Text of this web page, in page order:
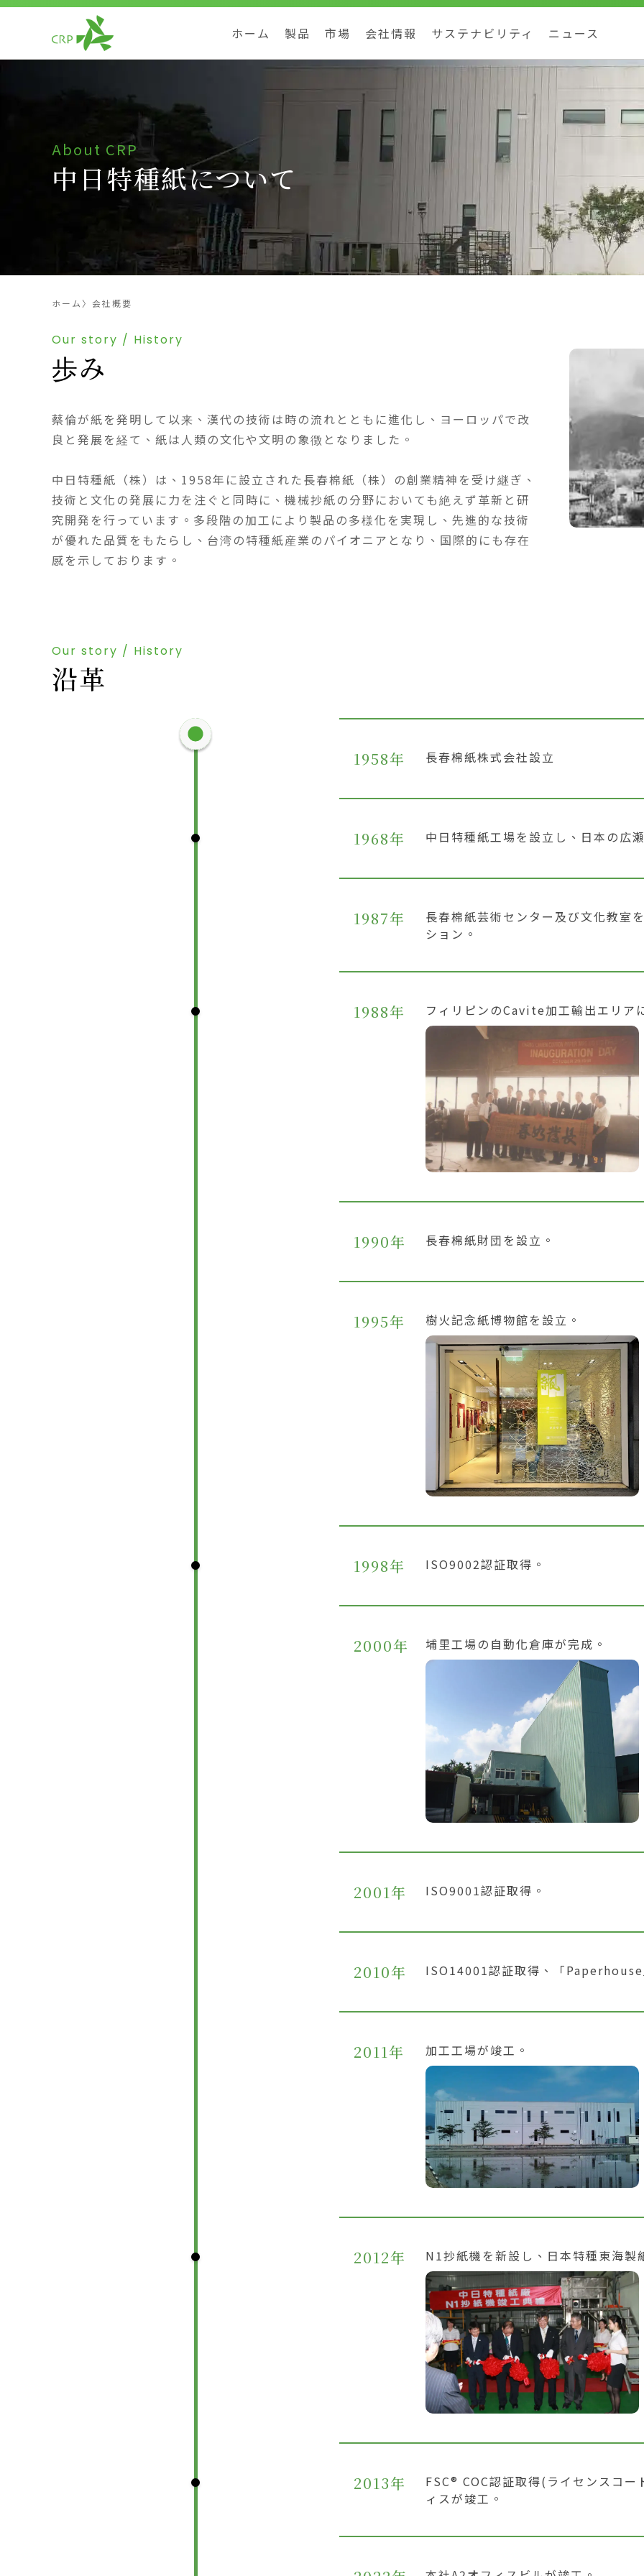
ホーム 製品 市場 会社情報 サステナビリティ ニュース
About CRP
中日特種紙について
ホーム 〉 会社概要
Our story / History
歩み
蔡倫が紙を発明して以来、漢代の技術は時の流れとともに進化し、ヨーロッパで改
良と発展を経て、紙は人類の文化や文明の象徴となりました。
中日特種紙（株）は、1958年に設立された長春棉紙（株）の創業精神を受け継ぎ、
技術と文化の発展に力を注ぐと同時に、機械抄紙の分野においても絶えず革新と研
究開発を行っています。多段階の加工により製品の多様化を実現し、先進的な技術
が優れた品質をもたらし、台湾の特種紙産業のパイオニアとなり、国際的にも存在
感を示しております。
Our story / History
沿革
1958年 長春棉紙株式会社設立
1968年 中日特種紙工場を設立し、日本の広
1987年
長春棉紙芸術センター及び文化教室
ション。
1988年 フィリピンのCavite加工輸出エリア
1990年 長春棉紙財団を設立。
1995年 樹火記念紙博物館を設立。
1998年 ISO9002認証取得。
2000年 埔里工場の自動化倉庫が完成。
2001年 ISO9001認証取得。
2010年 ISO14001認証取得、「
2011年 加工工場が竣工。
2012年 N1抄紙機を新設し、日本特種東海製
2013年
FSC® COC認証取得(ライセンスコ
ィスが竣工。